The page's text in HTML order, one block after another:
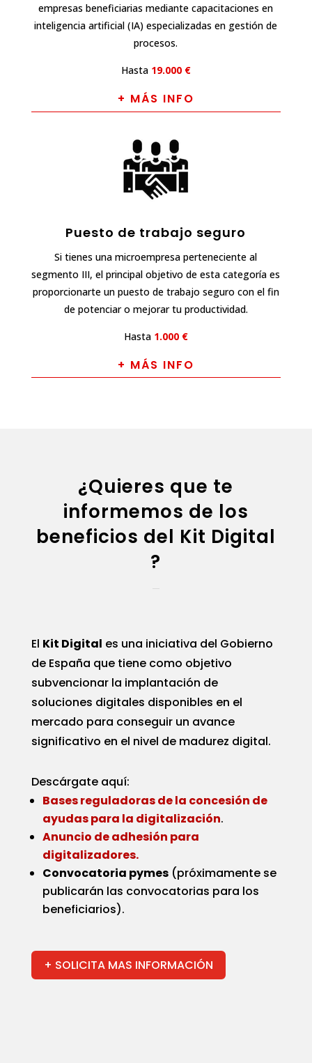
empresas beneficiarias mediante capacitaciones en
inteligencia artificial (IA) especializadas en gestión de
procesos.
Hasta 19.000 €
+ MÁS INFO
Puesto de trabajo seguro
Si tienes una microempresa perteneciente al
segmento III, el principal objetivo de esta categoría es
proporcionarte un puesto de trabajo seguro con el fin
de potenciar o mejorar tu productividad.
Hasta 1.000 €
+ MÁS INFO
¿Quieres que te
informemos de los
beneficios del Kit Digital
?
El Kit Digital es una iniciativa del Gobierno
de España que tiene como objetivo
subvencionar la implantación de
soluciones digitales disponibles en el
mercado para conseguir un avance
significativo en el nivel de madurez digital.
Descárgate aquí:
Bases reguladoras de la concesión de
ayudas para la digitalización.
Anuncio de adhesión para
digitalizadores.
Convocatoria pymes(próximamente se
publicarán las convocatorias para los
beneficiarios).
+ SOLICITA MAS INFORMACIÓN